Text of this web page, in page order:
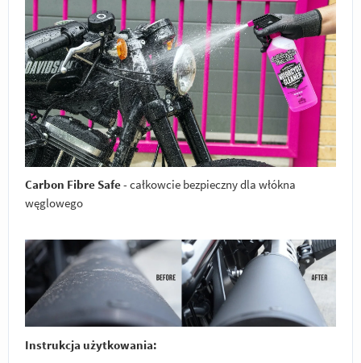
Carbon Fibre Safe- całkowcie bezpieczny dla włókna
węglowego
Instrukcja użytkowania: